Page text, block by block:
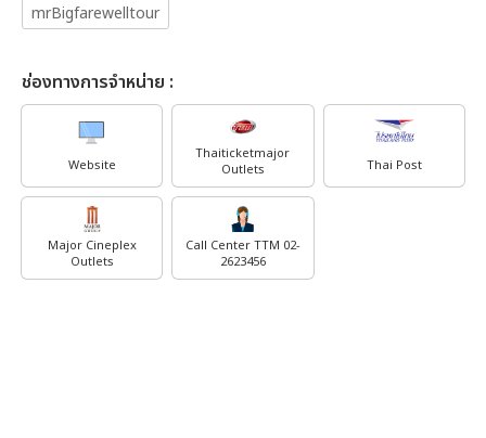
mrBigfarewelltour
ช่องทางการจำหน่าย :
Website
Thaiticketmajor
Outlets
Thai Post
Major Cineplex
Outlets
Call Center TTM 02-
2623456